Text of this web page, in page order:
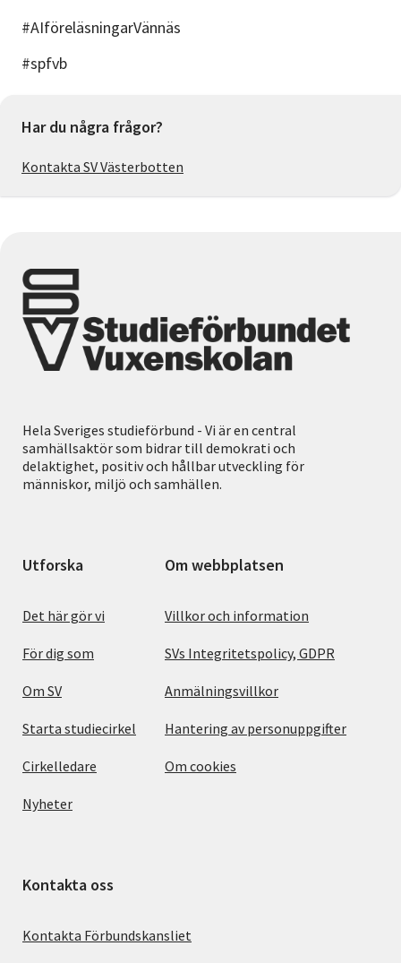
#AIföreläsningarVännäs
#spfvb
Har du några frågor?
Kontakta SV Västerbotten
Hela Sveriges studieförbund - Vi är en central
samhällsaktör som bidrar till demokrati och
delaktighet, positiv och hållbar utveckling för
människor, miljö och samhällen.
Utforska
Det här gör vi
För dig som
Om SV
Starta studiecirkel
Cirkelledare
Nyheter
Om webbplatsen
Villkor och information
SVs Integritetspolicy, GDPR
Anmälningsvillkor
Hantering av personuppgifter
Om cookies
Kontakta oss
Kontakta Förbundskansliet